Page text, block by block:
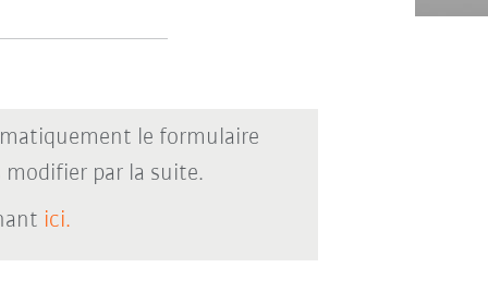
le formulaire
modifier par la suite.
ici.